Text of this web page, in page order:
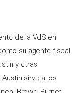
de la VdS en
su agente fiscal.
y otras
sirve a los